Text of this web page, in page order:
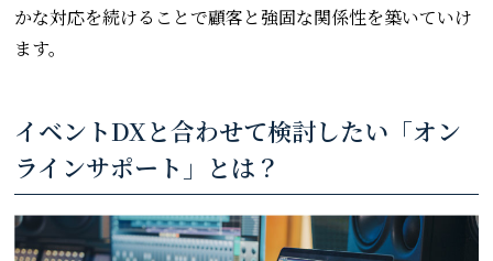
かな対応を続けることで顧客と強固な関係性を築いていけ
ます。
イベントDXと合わせて検討したい「オン
ラインサポート」とは？